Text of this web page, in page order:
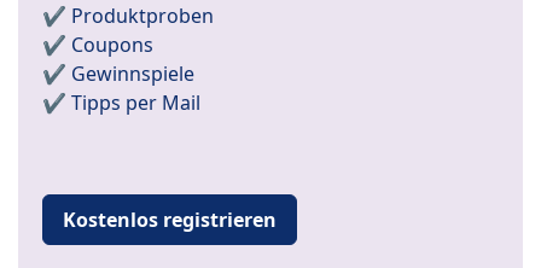
✔️ Produktproben
✔️ Coupons
✔️ Gewinnspiele
✔️ Tipps per Mail
Kostenlos registrieren